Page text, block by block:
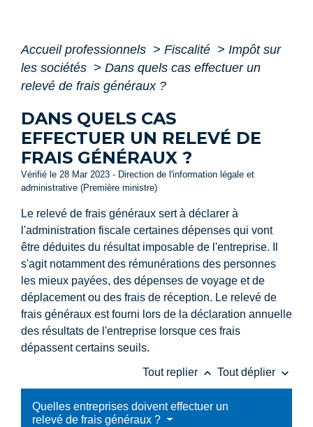
Accueil professionnels > Fiscalité > Impôt sur
les sociétés > Dans quels cas effectuer un
relevé de frais généraux ?
DANS QUELS CAS
EFFECTUER UN RELEVÉ DE
FRAIS GÉNÉRAUX ?
Vérifié le 28 Mar 2023 - Direction de l'information légale et
administrative (Première ministre)
Le relevé de frais généraux sert à déclarer à
l'administration fiscale certaines dépenses qui vont
être déduites du résultat imposable de l'entreprise. Il
s'agit notamment des rémunérations des personnes
les mieux payées, des dépenses de voyage et de
déplacement ou des frais de réception. Le relevé de
frais généraux est fourni lors de la déclaration annuelle
des résultats de l'entreprise lorsque ces frais
dépassent certains seuils.
Tout replier keyboard_arrow_up Tout déplier keyboard_arrow_down
Quelles entreprises doivent effectuer un
relevé de frais généraux ?